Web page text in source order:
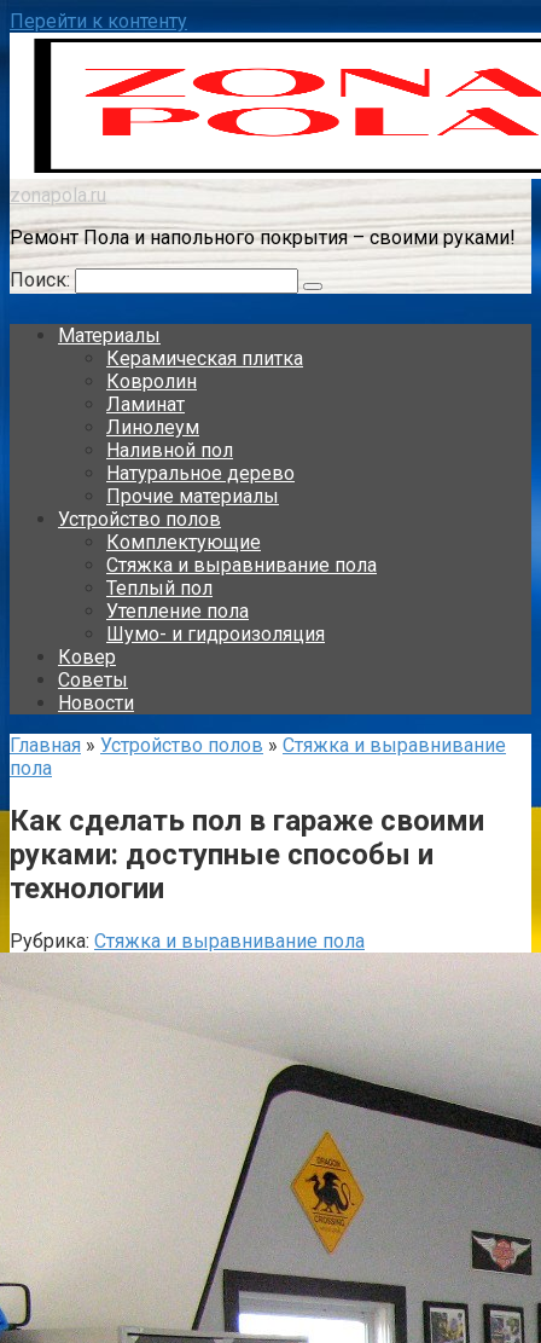
Перейти к контенту
zonapola.ru
Ремонт Пола и напольного покрытия – своими руками!
Поиск:
Материалы
Керамическая плитка
Ковролин
Ламинат
Линолеум
Наливной пол
Натуральное дерево
Прочие материалы
Устройство полов
Комплектующие
Стяжка и выравнивание пола
Теплый пол
Утепление пола
Шумо- и гидроизоляция
Ковер
Советы
Новости
Главная » Устройство полов » Стяжка и выравнивание
пола
Как сделать пол в гараже своими
руками: доступные способы и
технологии
Рубрика: Стяжка и выравнивание пола